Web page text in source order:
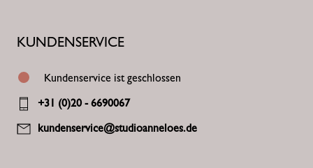
KUNDENSERVICE
Kundenservice ist geschlossen
+31 (0)20 - 6690067
kundenservice@studioanneloes.de